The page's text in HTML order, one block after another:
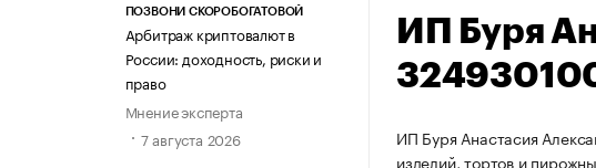
ПОЗВОНИ СКОРОБОГАТОВОЙ
Арбитраж криптовалют в
России: доходность, риски и
право
Мнение эксперта
7 августа 2026
ИП Буря
ИП Буря Анастасия
изделий, тортов и